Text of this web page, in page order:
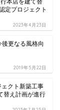
本店を建て替
定プロジェクト
2023年4月23日
更なる風格向
2019年5月22日
クト新築工事
替え計画が進行